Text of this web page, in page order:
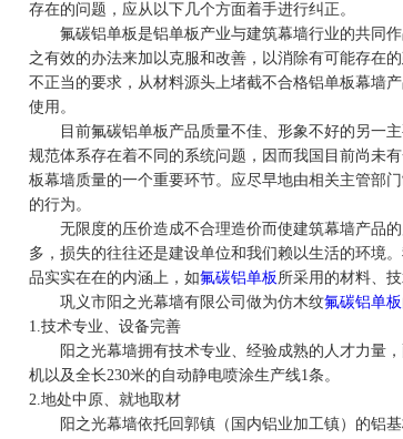
存在的问题，应从以下几个方面着手进行纠正。
氟碳铝单板是铝单板产业与建筑幕墙行业的共同作
之有效的办法来加以克服和改善，以消除有可能存在
不正当的要求，从材料源头上堵截不合格铝单板幕墙
使用。
目前氟碳铝单板产品质量不佳、形象不好的另一主
规范体系存在着不同的系统问题，因而我国目前尚未
板幕墙质量的一个重要环节。应尽早地由相关主管部
的行为。
无限度的压价造成不合理造价而使建筑幕墙产品的
多，损失的往往还是建设单位和我们赖以生活的环境
品实实在在的内涵上，如氟碳铝单板 所采用的材料、
巩义市阳之光幕墙有限公司做为仿木纹氟碳铝单板
1.技术专业、设备完善
阳之光幕墙拥有技术专业、经验成熟的人才力量，
机以及全长230米的自动静电喷涂生产线1条。
2.地处中原、就地取材
阳之光幕墙依托回郭镇（国内铝业加工镇）的铝基